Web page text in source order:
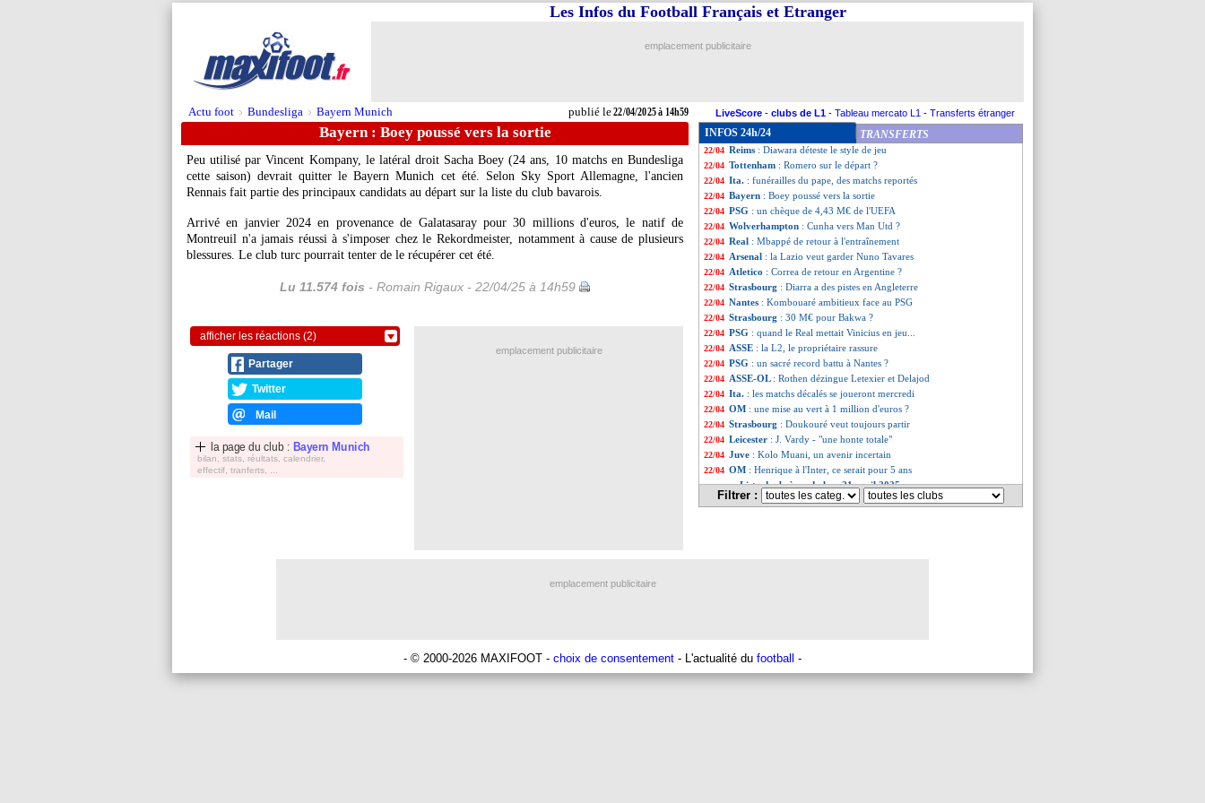
Actu foot > Bundesliga > Bayern Munich publié le22/04/2025 à 14h59
Les Infos du Football Français et Etranger
emplacement publicitaire
LiveScore - clubs de L1 - Tableau mercato L1 - Transferts étranger
Bayern : Boey poussé vers la sortie
Peu utilisé par Vincent Kompany, le latéral droit SachaBoey (24 ans, 10 matchs en Bundesliga
cette saison) devrait quitter le Bayern Munich cet été. Selon Sky Sport Allemagne, l'ancien
Rennais fait partie des principaux candidats au départ sur la liste du club bavarois.
Arrivé en janvier 2024 en provenance de Galatasaray pour 30 millions d'euros, le natif de
Montreuil n'a jamais réussi à s'imposer chez le Rekordmeister, notamment à cause de plusieurs
blessures. Le club turc pourrait tenter de le récupérer cet été.
Lu 11.574 fois - Romain Rigaux - 22/04/25 à 14h59
afficher les réactions (2)
Partager
Twitter
Mail
la page du club : Bayern Munich
bilan, stats, réultats, calendrier,
effectif, tranferts, ...
INFOS 24h/24 TRANSFERTS
22/04 Real: Mbappé sifflé, Ancelotti répond
22/04 Real
22/04 Porto: Man Utd pense à Diogo Costa
22/04 Man City : Guardiola "injuste" avec Doku
22/04 Reims : Diawara déteste le style de jeu
22/04 Tottenham : Romero sur le départ ?
22/04 Ita. : funérailles du pape, des matchs reportés
22/04 Bayern : Boey poussé vers la sortie
22/04 PSG : un chèque de 4,43 M€ de l'UEFA
22/04 Wolverhampton : Cunha vers Man Utd ?
22/04 Real : Mbappé de retour à l'entraînement
22/04 Arsenal : la Lazio veut garder Nuno Tavares
22/04 Atletico : Correa de retour en Argentine ?
22/04 Strasbourg : Diarra a des pistes en Angleterre
22/04 Nantes : Kombouaré ambitieux face au PSG
22/04 Strasbourg : 30 M€ pour Bakwa ?
22/04 PSG : quand le Real mettait Vinicius en jeu...
22/04 ASSE : la L2, le propriétaire rassure
22/04 PSG : un sacré record battu à Nantes ?
22/04 ASSE-OL : Rothen dézingue Letexier et Delajod
22/04 Ita. : les matchs décalés se joueront mercredi
22/04 OM : une mise au vert à 1 million d'euros ?
22/04 Strasbourg : Doukouré veut toujours partir
22/04 Leicester : J. Vardy - "une honte totale"
22/04 Juve : Kolo Muani, un avenir incertain
22/04 OM : Henrique à l'Inter, ce serait pour 5 ans
... Liste des brèves du lun. 21 avril 2025
Liste des brèves du dim. 20 avril 2025
Filtrer :
emplacement publicitaire
emplacement publicitaire
- © 2000-2026 MAXIFOOT - choix de consentement - L'actualité du football -